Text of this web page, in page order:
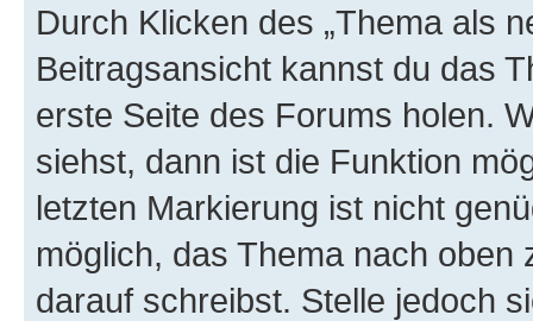
Durch Klicken des „Thema als
Beitragsansicht kannst du das
erste Seite des Forums holen.
siehst, dann ist die Funktion
letzten Markierung ist nicht
möglich, das Thema nach oben
darauf schreibst. Stelle jedoch